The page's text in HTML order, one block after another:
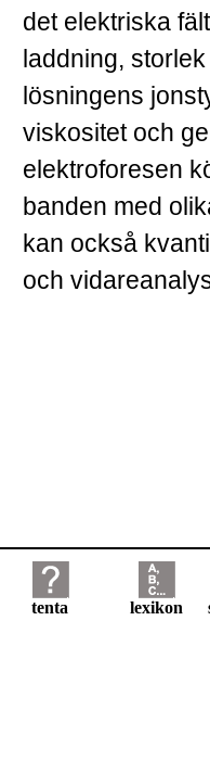
det elektriska
laddning,
lösningens
viskositet och
elektroforesen
banden med
kan också
och
tenta lexikon